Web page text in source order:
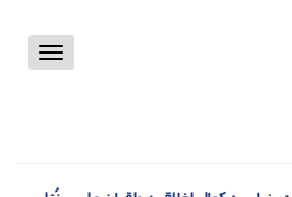
Toggle